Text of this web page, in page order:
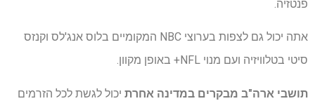
פנטזיה.
אתה יכול גם לצפות בערוצי NBC המקומיים בלוס אנג'לס וקנזס
סיטי בטלוויזיה ועם מנוי NFL+ באופן מקוון.
תושבי ארה"ב מבקרים במדינה אחרת יכול לגשת לכל הזרמים